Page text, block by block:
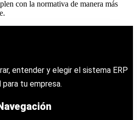
con la normativa de manera más
entender y elegir el sistema ERP
para tu empresa.